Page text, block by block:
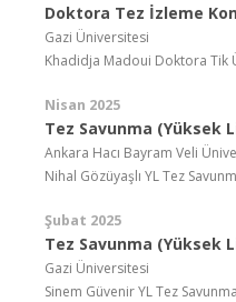
Doktora Tez İzleme
Gazi Üniversitesi
Khadidja Madoui Doktora Tik
Nisan 2025
Tez Savunma (Yüksek
Ankara Hacı Bayram Veli
Nihal Gözüyaşlı YL Tez
Şubat 2025
Tez Savunma (Yüksek
Gazi Üniversitesi
Sinem Güvenir YL Tez Savunma